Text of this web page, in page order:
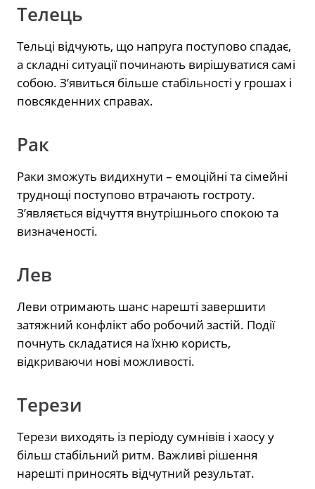
Телець
Тельці відчують, що напруга поступово спадає,
а складні ситуації починають вирішуватися самі
собою. З’явиться більше стабільності у грошах і
повсякденних справах.
Рак
Раки зможуть видихнути – емоційні та сімейні
труднощі поступово втрачають гостроту.
З’являється відчуття внутрішнього спокою та
визначеності.
Лев
Леви отримають шанс нарешті завершити
затяжний конфлікт або робочий застій. Події
почнуть складатися на їхню користь,
відкриваючи нові можливості.
Терези
Терези виходять із періоду сумнівів і хаосу у
більш стабільний ритм. Важливі рішення
нарешті приносять відчутний результат.